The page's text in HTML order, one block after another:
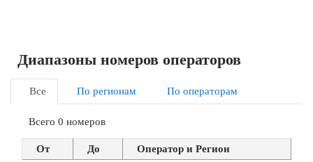
Диапазоны номеров операторов
Все По регионам По операторам
Всего 0 номеров
От До Оператор и Регион